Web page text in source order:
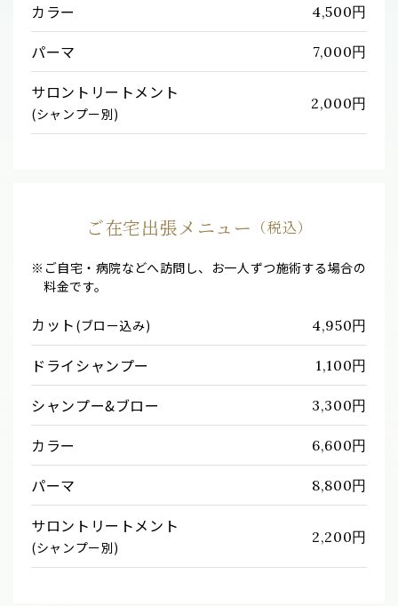
カラー 4,500円
パーマ 7,000円
サロントリートメント
(シャンプー別)
2,000円
ご在宅出張メニュー （税込）
※ご自宅・病院などへ訪問し、お一人ずつ施術する場合の
料金です。
カット (ブロー込み) 4,950円
ドライシャンプー 1,100円
シャンプー&ブロー 3,300円
カラー 6,600円
パーマ 8,800円
サロントリートメント
(シャンプー別)
2,200円